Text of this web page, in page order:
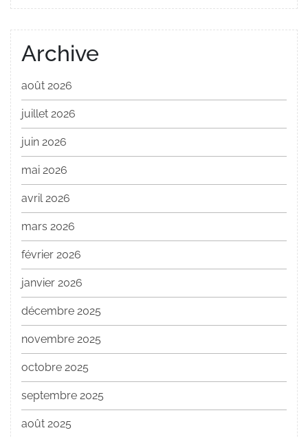
Archive
août 2026
juillet 2026
juin 2026
mai 2026
avril 2026
mars 2026
février 2026
janvier 2026
décembre 2025
novembre 2025
octobre 2025
septembre 2025
août 2025